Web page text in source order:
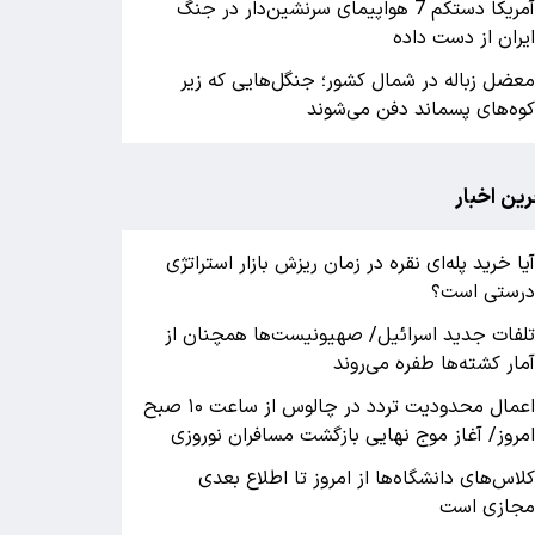
آمریکا دستکم 7 هواپیمای سرنشین‌دار در جنگ
ایران از دست داده
معضل زباله در شمال کشور؛ جنگل‌هایی که زیر
کوه‌های پسماند دفن می‌شوند
اخبار
آیا خرید پله‌ای نقره در زمان ریزش بازار استراتژی
درستی است؟
تلفات جدید اسرائیل/ صهیونیست‌ها همچنان از
آمار کشته‌ها طفره می‌روند
اعمال محدودیت تردد در چالوس از ساعت ۱۰ صبح
امروز/ آغاز موج نهایی بازگشت مسافران نوروزی
کلاس‌های دانشگاه‌ها از امروز تا اطلاع بعدی
مجازی است